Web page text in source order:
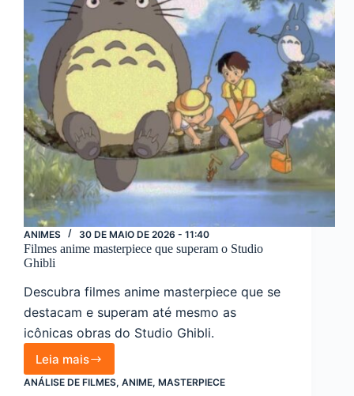
ANIMES 30 DE MAIO DE 2026 - 11:40
Filmes anime masterpiece que superam o Studio
Ghibli
Descubra filmes anime masterpiece que se
destacam e superam até mesmo as
icônicas obras do Studio Ghibli.
Leia mais
Filmes
anime
ANÁLISE DE FILMES, ANIME, MASTERPIECE